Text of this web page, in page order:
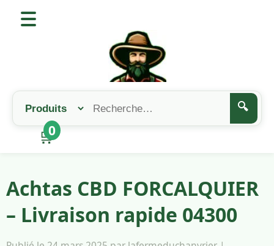
🔍
🛒
0
Achtas CBD FORCALQUIER
– Livraison rapide 04300